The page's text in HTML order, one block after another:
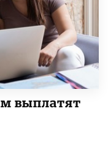
выплатят